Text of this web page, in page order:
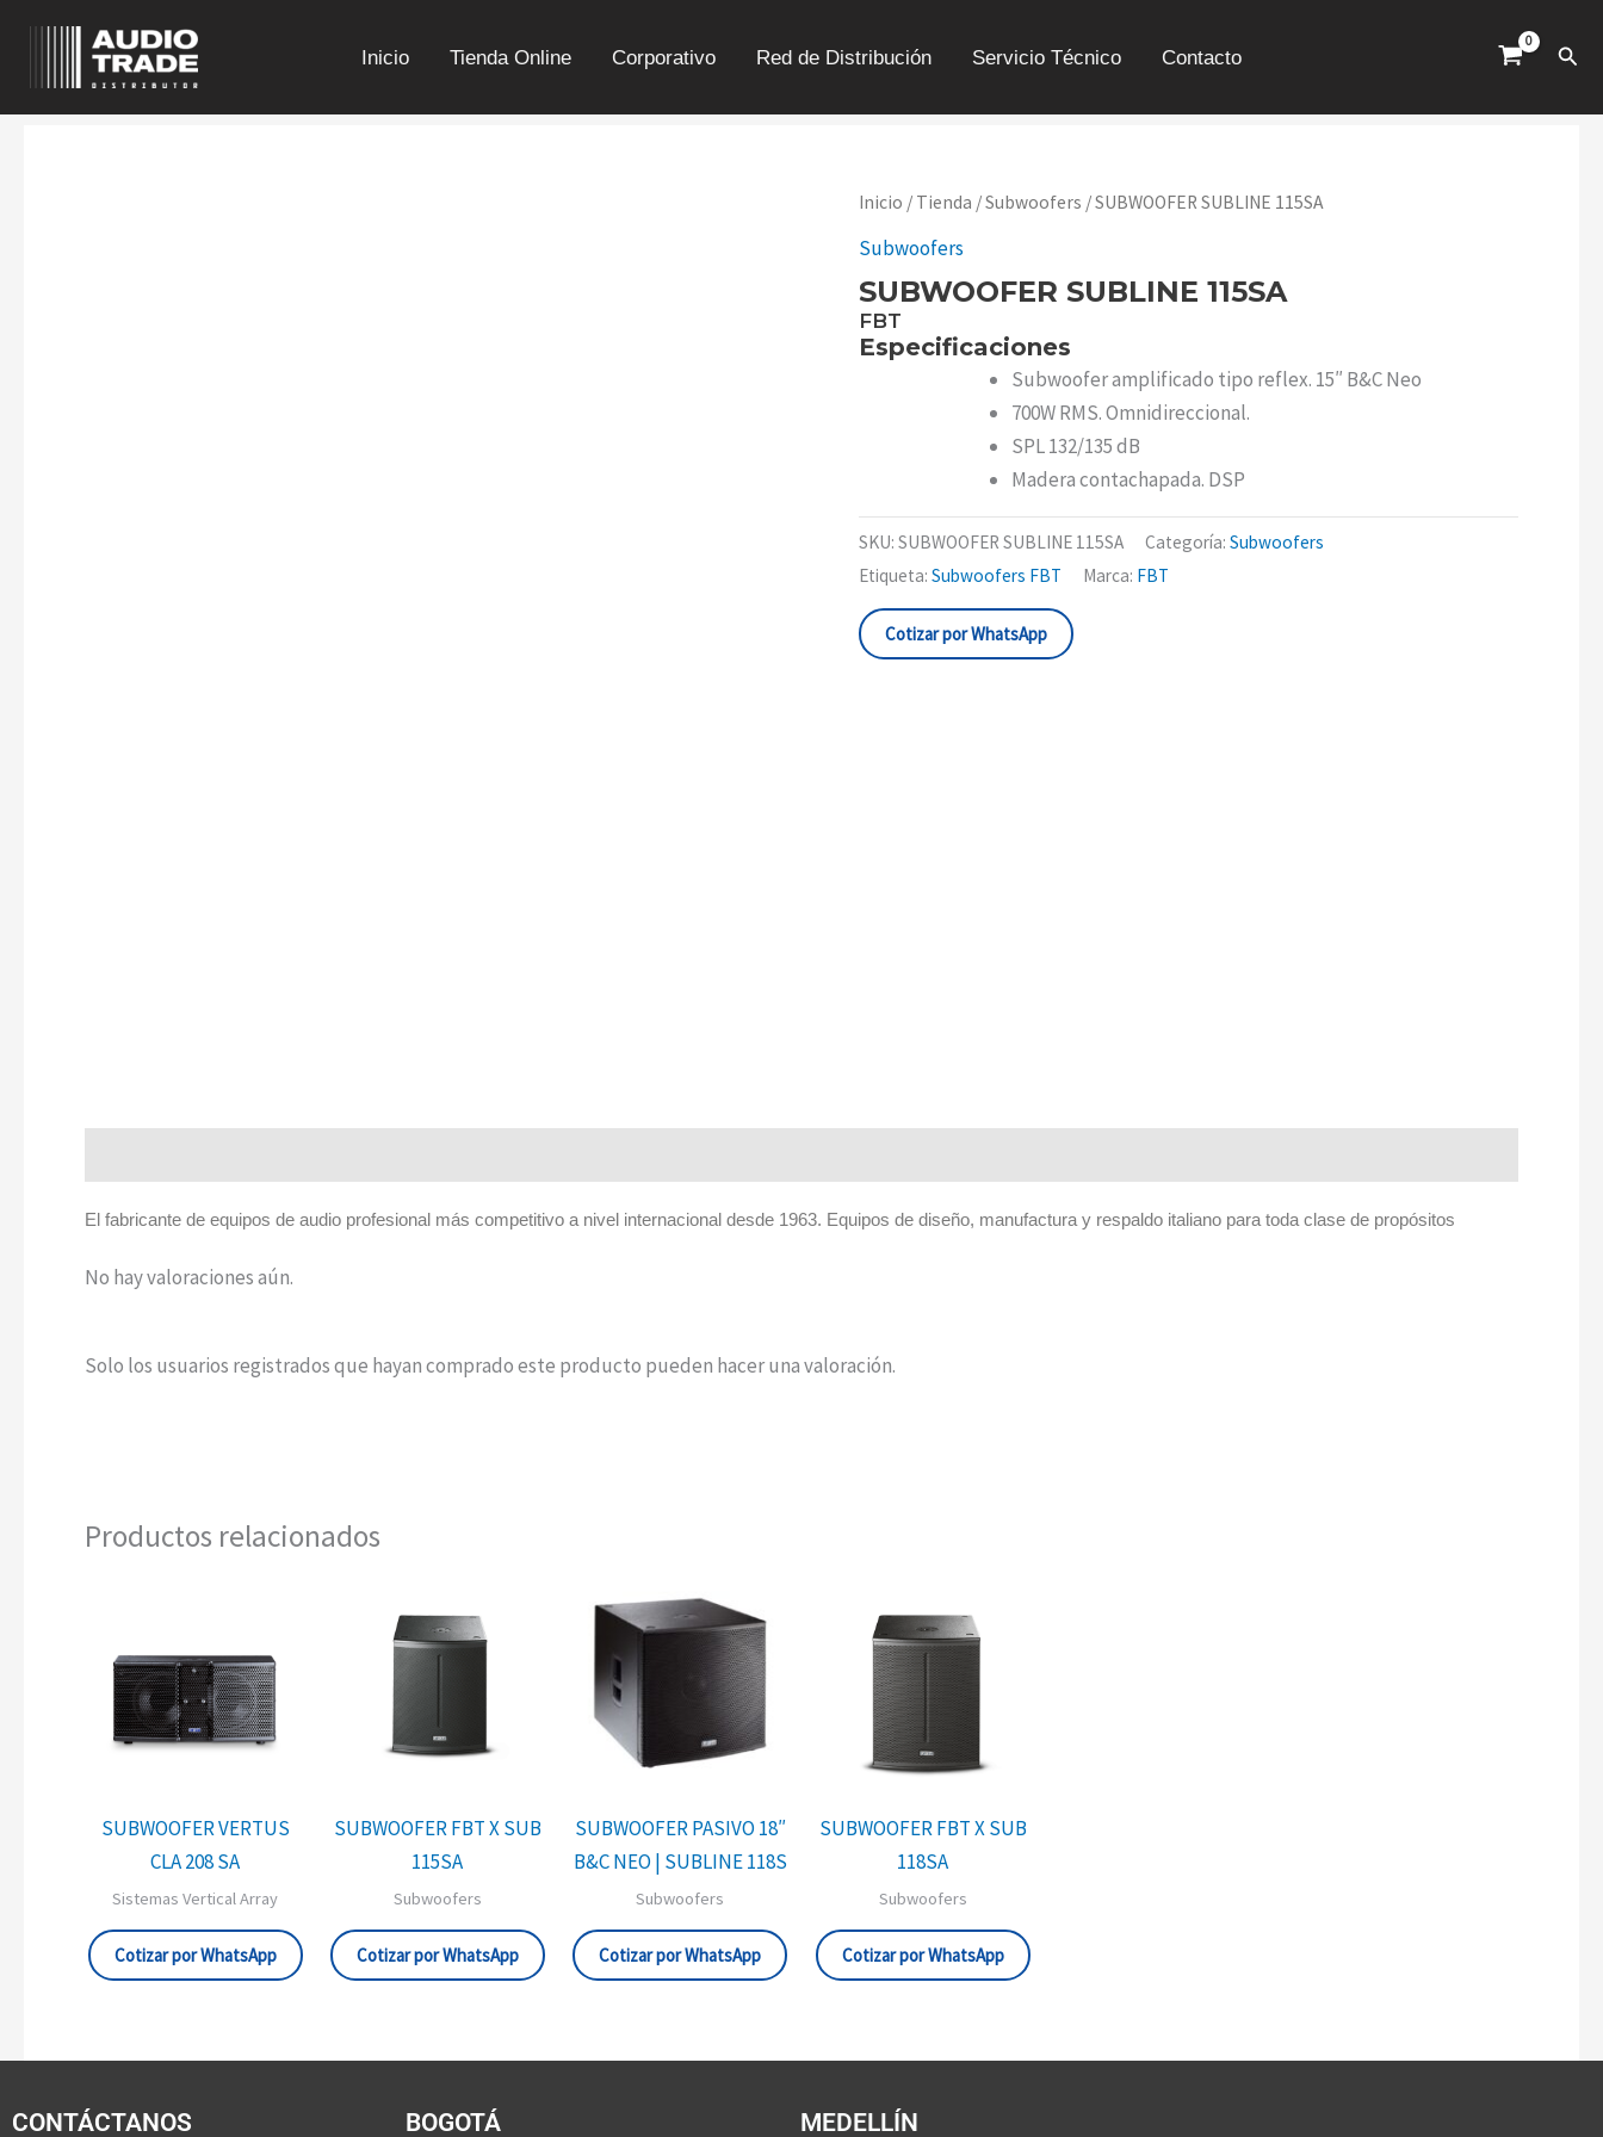
contenido
Inicio Tienda Online Corporativo Red de Distribución Servicio Técnico Contacto
Inicio / Tienda /Subwoofers / SUBWOOFER SUBLINE 115SA
Subwoofers
SUBWOOFER SUBLINE 115SA
FBT
Especificaciones
Subwoofer amplificado tipo reflex. 15″ B&C Neo
700W RMS. Omnidireccional.
SPL 132/135 dB
Madera contachapada. DSP
SKU:SUBWOOFER SUBLINE 115SA Categoría:Subwoofers
Etiqueta:Subwoofers FBT Marca: FBT
Cotizar por WhatsApp
El fabricante de equipos de audio profesional más competitivo a nivel internacional desde 1963. Equipos de diseño, manufactura y respaldo italiano para toda clase de propósitos
No hay valoraciones aún.
Solo los usuarios registrados que hayan comprado este producto pueden hacer una valoración.
Productos relacionados
SUBWOOFER VERTUS
CLA 208 SA
Sistemas Vertical Array
Cotizar por WhatsApp
SUBWOOFER FBT X SUB
115SA
Subwoofers
Cotizar por WhatsApp
SUBWOOFER PASIVO 18″
B&C NEO | SUBLINE 118S
Subwoofers
Cotizar por WhatsApp
SUBWOOFER FBT X SUB
118SA
Subwoofers
Cotizar por WhatsApp
CONTÁCTANOS BOGOTÁ MEDELLÍN